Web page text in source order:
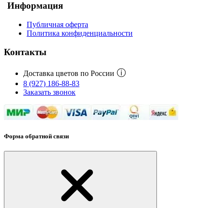
Информация
Публичная оферта
Политика конфиденциальности
Контакты
Доставка цветов по России ⓘ
8 (927) 186-88-83
Заказать звонок
Форма обратной связи